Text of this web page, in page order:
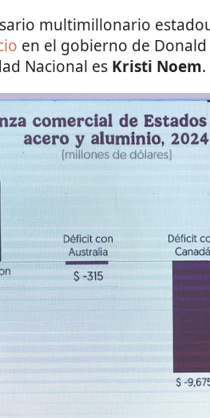
multimillonario
en el gobierno de
Nacional es Kristi Noem.